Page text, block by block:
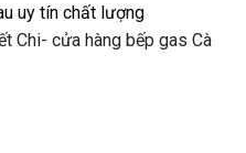
uy tín chất lượng
Chi- cửa hàng bếp gas Cà